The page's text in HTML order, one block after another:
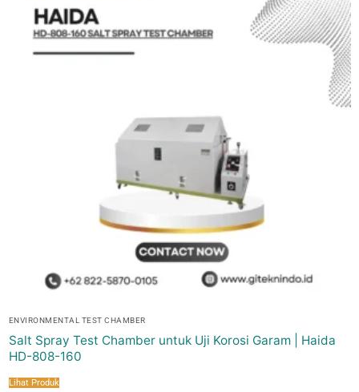
ENVIRONMENTAL TEST CHAMBER
Salt Spray Test Chamber untuk Uji Korosi Garam | Haida
HD-808-160
Lihat Produk